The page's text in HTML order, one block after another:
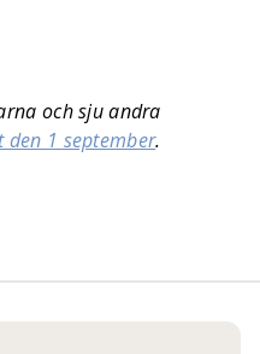
och sju andra
den 1 september.